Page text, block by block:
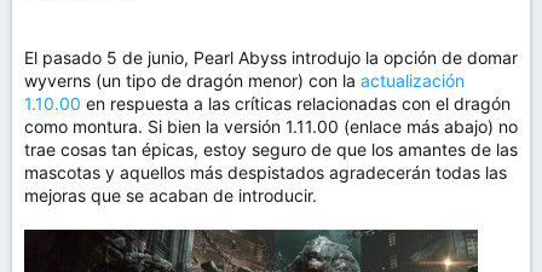
El pasado 5 de junio, Pearl Abyss introdujo la opción de domar
wyverns (un tipo de dragón menor) con la actualización
1.10.00 en respuesta a las críticas relacionadas con el dragón
como montura. Si bien la versión 1.11.00 (enlace más abajo) no
trae cosas tan épicas, estoy seguro de que los amantes de las
mascotas y aquellos más despistados agradecerán todas las
mejoras que se acaban de introducir.